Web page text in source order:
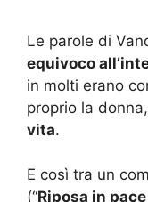
Le parole di
equivoco
in molti erano
proprio la
vita.
E così tra un
(“Riposa in